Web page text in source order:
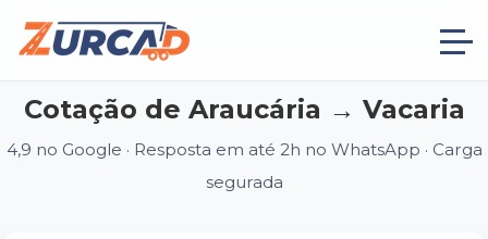
Cotação de Araucária → Vacaria
4,9 no Google · Resposta em até 2h no WhatsApp · Carga
segurada